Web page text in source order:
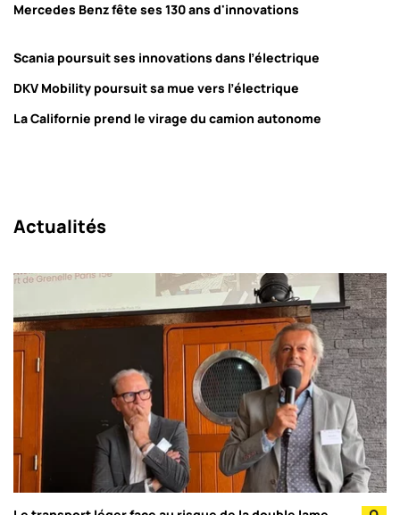
Mercedes Benz fête ses 130 ans d'innovations
Scania poursuit ses innovations dans l’électrique
DKV Mobility poursuit sa mue vers l’électrique
La Californie prend le virage du camion autonome
Actualités